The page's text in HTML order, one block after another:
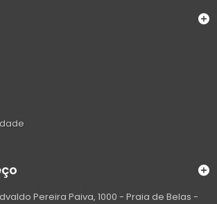
Pereira Paiva, 1000 - Praia de Belas -